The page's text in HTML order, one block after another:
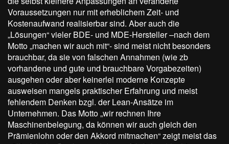
Voraussetzungen nur mit erheblichem Zeit- und
Kostenaufwand realisierbar sind. Aber auch die
„Lösungen“ vieler BDE- und MDE-Hersteller –nach dem
Motto „machen wir auch mit“- sind meist nicht besonders
brauchbar, da sie von falschen Annahmen (wie zb
vorhandene und gute und brauchbare Vorgabezeiten)
ausgehen oder aber keinerlei moderne Konzepte
ausweisen mangels praktischer Erfahrung und meist
fehlendem Denken bzgl. der Lean-Ansätze im
Unternehmen. Das Motto „wir rechnen Ihre
Maschinenbelegung, da können wir auch gleich den
Prämienlohn oder den Akkord mitmachen“ zeigt meist das